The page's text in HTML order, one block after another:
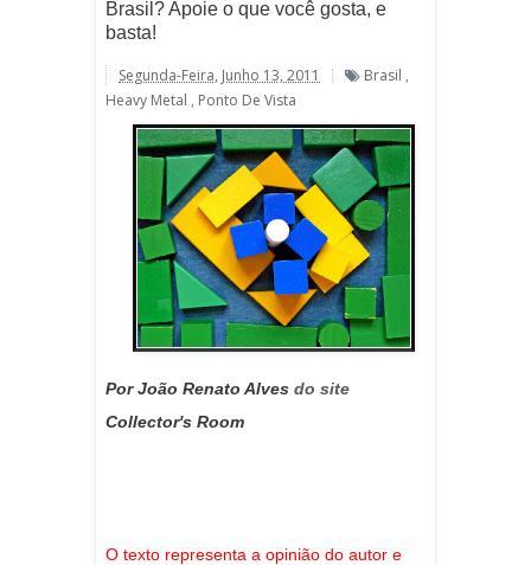
Brasil? Apoie o que você gosta, e
basta!
Segunda-Feira, Junho 13, 2011 Brasil ,
Heavy Metal , Ponto De Vista
Por João Renato Alves do site
Collector's Room
O texto representa a opinião do autor e